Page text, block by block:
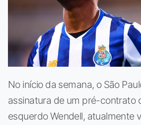
No início da semana, o São
assinatura de um pré-contrato
esquerdo Wendell, atualmente